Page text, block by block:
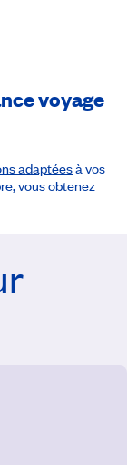
voyage
adaptéesà vos
vous obtenez